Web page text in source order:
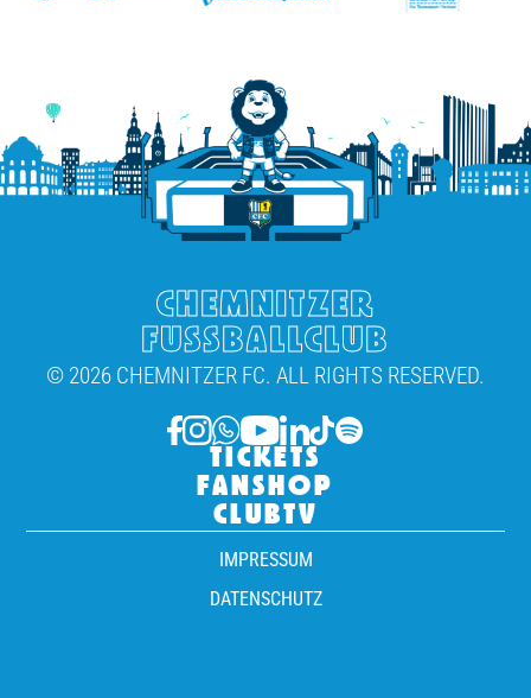
CHEMNITZER
FUSSBALLCLUB
© 2026 CHEMNITZER FC. ALL RIGHTS RESERVED.
TICKETS
FANSHOP
CLUBTV
IMPRESSUM
DATENSCHUTZ